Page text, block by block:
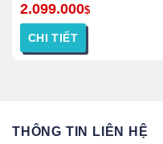
2.099.000$
CHI TIẾT
phẩm
này
có
tùy
nhiều
THÔNG TIN LIÊN HỆ